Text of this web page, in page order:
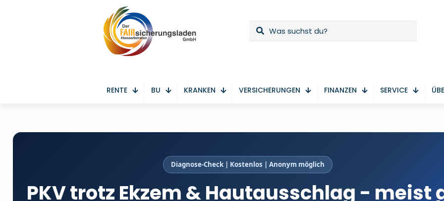
RENTE BU KRANKEN VERSICHERUNGEN FINANZEN SERVICE
Diagnose-Check | Kostenlos | Anonym möglich
PKV trotz Ekzem & Hautausschlag - meist